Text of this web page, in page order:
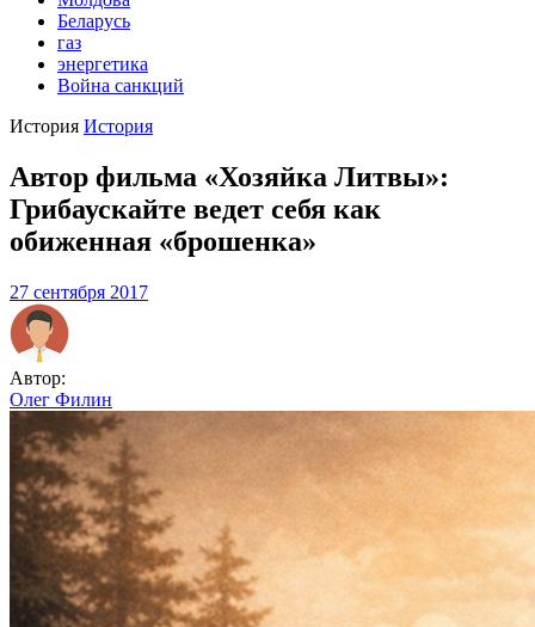
Беларусь
газ
энергетика
Война санкций
История История
Автор фильма «Хозяйка Литвы»:
Грибаускайте ведет себя как
обиженная «брошенка»
27 сентября 2017
Автор:
Олег Филин